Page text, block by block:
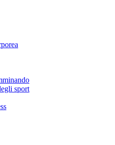
sport